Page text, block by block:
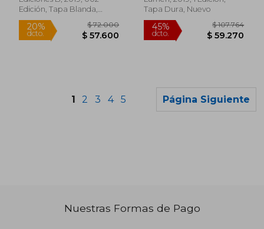
Edición, Tapa Blanda,
Nuevo
Tapa Dura, Nuevo
1 2 3 4 5 Página Siguiente
Nuestras Formas de Pago